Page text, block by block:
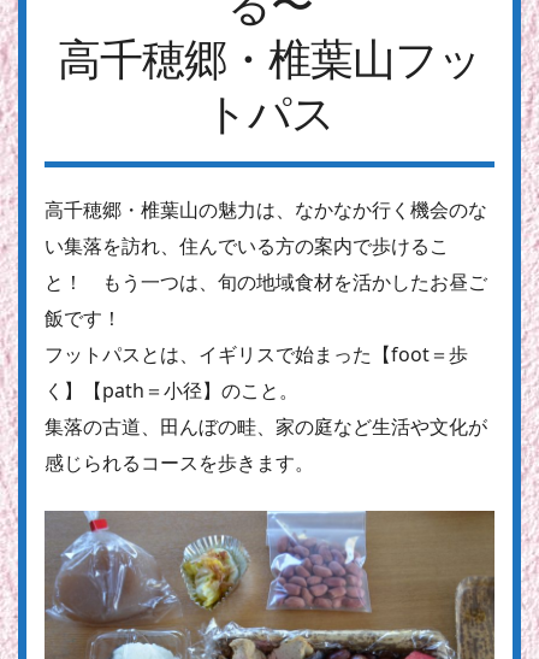
高千穂郷・椎葉山フッ
トパス
高千穂郷・椎葉山の魅力は、なかなか行く機会のな
い集落を訪れ、住んでいる方の案内で歩けるこ
と！ もう一つは、旬の地域食材を活かしたお昼ご
飯です！
フットパスとは、イギリスで始まった【foot＝歩
く】【path＝小径】のこと。
集落の古道、田んぼの畦、家の庭など生活や文化が
感じられるコースを歩きます。